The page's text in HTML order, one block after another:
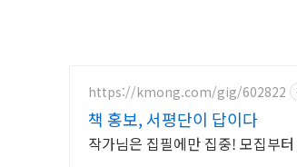
https://kmong.com/gig/602822
책 홍보, 서평단이 답이다
작가님은 집필에만 집중! 모집부